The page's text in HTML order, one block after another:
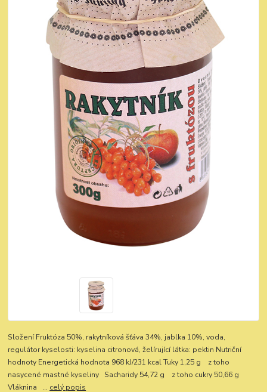
Složení Fruktóza 50%, rakytníková šťáva 34%, jablka 10%, voda,
regulátor kyselosti: kyselina citronová, želírující látka: pektin Nutriční
hodnoty Energetická hodnota 968 kJ/231 kcal Tuky 1,25 g z toho
nasycené mastné kyseliny Sacharidy 54,72 g z toho cukry 50,66 g
Vláknina ... celý popis